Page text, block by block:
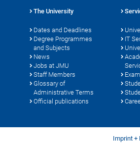
The University
Dates and Deadlines
Degree Programmes
and Subjects
News
Jobs at JMU
Staff Members
Glossary of
Administrative Terms
Official publications
IT
Imprint +